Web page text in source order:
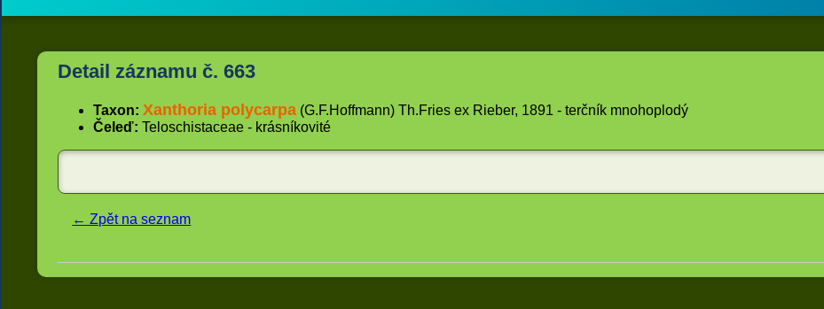
Hlavní obsah
Články
Detail záznamu č. 663
Taxon: Xanthoria polycarpa (G.F.Hoffmann) Th.Fries ex Rieber, 1891 - terčník mnohoplodý
Čeleď: Teloschistaceae - krásníkovité
← Zpět na seznam